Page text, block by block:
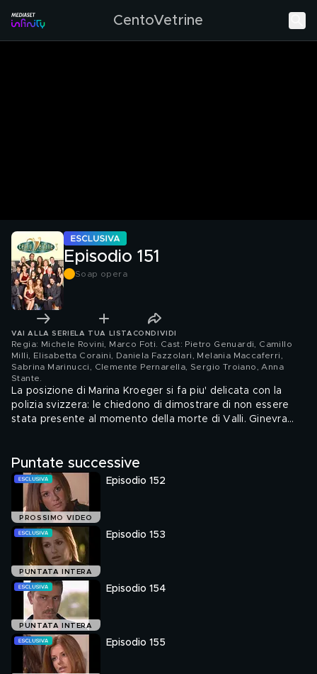
CentoVetrine
Episodio 151
Soap opera
VAI ALLA SERIE LA TUA LISTA CONDIVIDI
Regia: Michele Rovini, Marco Foti. Cast: Pietro Genuardi, Camillo
Milli, Elisabetta Coraini, Daniela Fazzolari, Melania Maccaferri,
Sabrina Marinucci, Clemente Pernarella, Sergio Troiano, Anna
Stante
La posizione di Marina Kroeger si fa piu' delicata con la
polizia svizzera: le chiedono di dimostrare di non essere
stata presente al momento della morte di Valli. Ginevra
accontentare Beatrice, Paolo le promette di abbandonare
subito l'idea di aprire il bar di notte; ma Alessandro lo incita
a decidere con la sua testa.
Puntate successive
PROSSIMO VIDEO
Episodio 152
PUNTATA INTERA
Episodio 153
PUNTATA INTERA
Episodio 154
Episodio 155